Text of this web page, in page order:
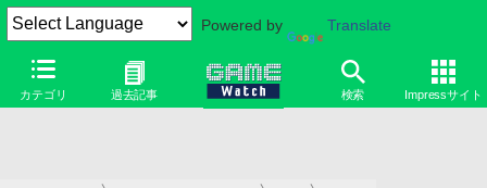
Powered by Translate
カテゴリ 過去記事 検索 Impressサイト